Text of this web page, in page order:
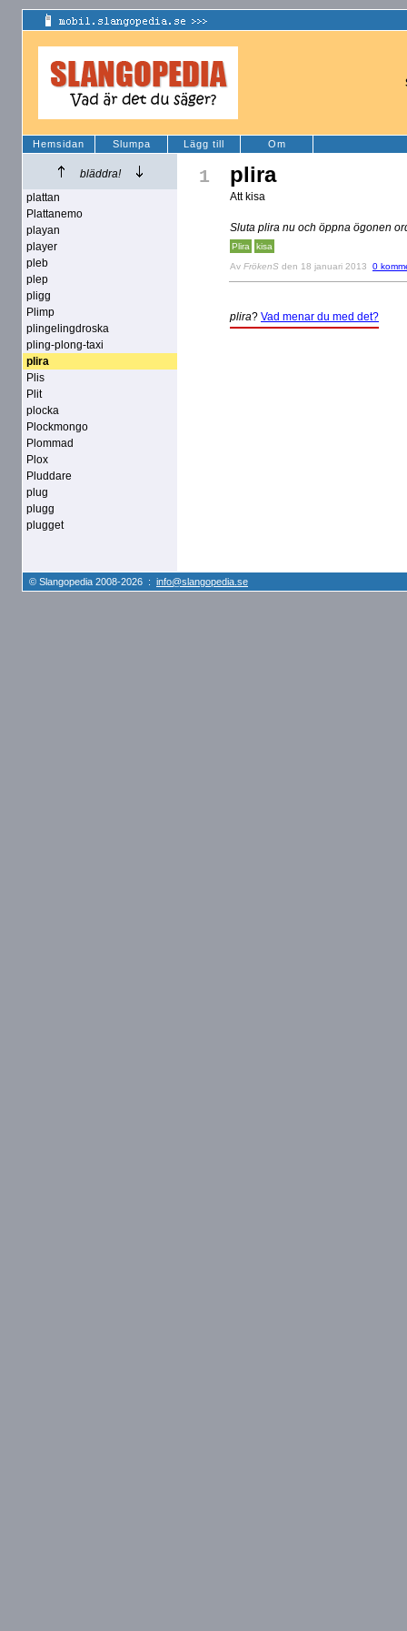
Hemsidan Slumpa Lägg till Om
bläddra!
plattan
Plattanemo
playan
player
pleb
plep
pligg
Plimp
plingelingdroska
pling-plong-taxi
plira
Plis
Plit
plocka
Plockmongo
Plommad
Plox
Pluddare
plug
plugg
plugget
1 plira
Att kisa
Sluta plira nu och öppna ögonen
Plira kisa
Av FrökenS den 18 januari 2013 0
plira? Vad menar du med det?
© Slangopedia 2008-2026 : info@slangopedia.se